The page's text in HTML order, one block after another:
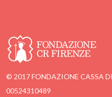
© 2017 FONDAZIONE CASSA
00524310489